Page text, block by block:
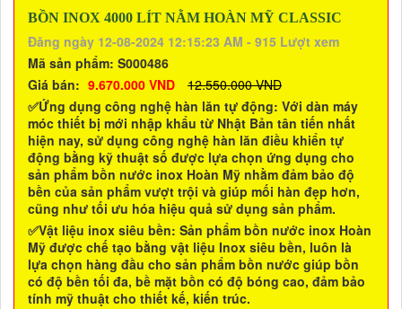
BỒN INOX 4000 LÍT NẰM HOÀN MỸ CLASSIC
Đăng ngày 12-08-2024 12:15:23 AM - 915 Lượt xem
Mã sản phẩm: S000486
Giá bán: 9.670.000 VND
12.550.000 VND
✅Ứng dụng công nghệ hàn lăn tự động: Với dàn máy
móc thiết bị mới nhập khẩu từ Nhật Bản tân tiến nhất
hiện nay, sử dụng công nghệ hàn lăn điều khiển tự
động bằng kỹ thuật số được lựa chọn ứng dụng cho
sản phẩm bồn nước inox Hoàn Mỹ nhằm đảm bảo độ
bền của sản phẩm vượt trội và giúp mối hàn đẹp hơn,
cũng như tối ưu hóa hiệu quả sử dụng sản phẩm.
✅Vật liệu inox siêu bền: Sản phẩm bồn nước inox Hoàn
Mỹ được chế tạo bằng vật liệu Inox siêu bền, luôn là
lựa chọn hàng đầu cho sản phẩm bồn nước giúp bồn
có độ bền tối đa, bề mặt bồn có độ bóng cao, đảm bảo
tính mỹ thuật cho thiết kế, kiến trúc.